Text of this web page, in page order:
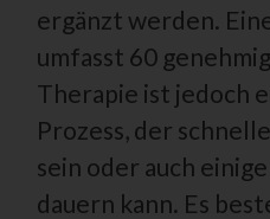
ergänzt werden.
umfasst 60
Therapie ist jedoch
Prozess, der
sein oder auch
dauern kann. Es
Dana Sittig
In den Padenwiesen 42
65779 Kelkheim
Deutschland
0049 176 30119760